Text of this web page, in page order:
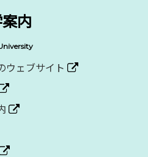
内
ウェブサイト